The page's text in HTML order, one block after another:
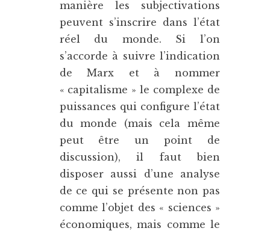
manière les subjectivations
peuvent s’inscrire dans l’état
réel du monde. Si l’on
s’accorde à suivre l’indication
de Marx et à nommer
« capitalisme » le complexe de
puissances qui configure l’état
du monde (mais cela même
peut être un point de
discussion), il faut bien
disposer aussi d’une analyse
de ce qui se présente non pas
comme l’objet des « sciences »
économiques, mais comme le